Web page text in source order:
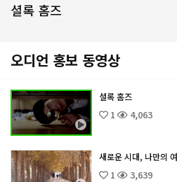
셜록 홈즈
오디언 홍보 동영상
셜록 홈즈
1 4,063
새로운 시대, 나만의
1 3,639